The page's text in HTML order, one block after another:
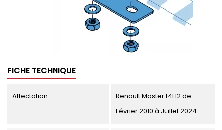
FICHE TECHNIQUE
Affectation
Renault Master L4H2 de
Février 2010 à Juillet 2024